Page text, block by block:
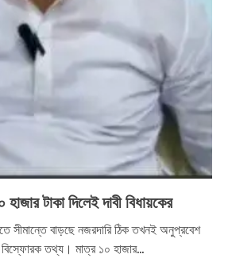
টাকা দিলেই দাবী বিধায়কের
সীমান্তে বাড়ছে নজরদারি ঠিক তখনই অনুপ্রবেশ
তথ্য। মাত্র ১০ হাজার...